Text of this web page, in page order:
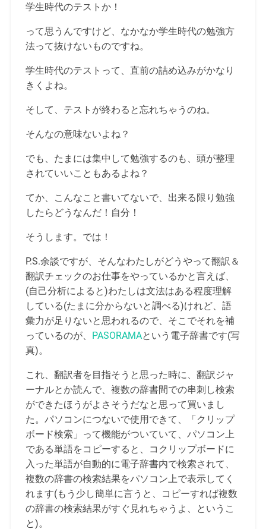
学生時代のテストか！
って思うんですけど、なかなか学生時代の勉強方
法って抜けないものですね。
学生時代のテストって、直前の詰め込みがかなり
きくよね。
そして、テストが終わると忘れちゃうのね。
そんなの意味ないよね？
でも、たまには集中して勉強するのも、頭が整理
されていいこともあるよね？
てか、こんなこと書いてないで、出来る限り勉強
したらどうなんだ！自分！
そうします。では！
P.S.余談ですが、そんなわたしがどうやって翻訳＆
翻訳チェックのお仕事をやっているかと言えば、
(自己分析によると)わたしは文法はある程度理解
している(たまに分からないと調べる)けれど、語
彙力が足りないと思われるので、そこでそれを補
っているのが、 PASORAMAという電子辞書です(写
真)。
これ、翻訳者を目指そうと思った時に、翻訳ジャ
ーナルとか読んで、複数の辞書間での串刺し検索
ができたほうがよさそうだなと思って買いまし
た。パソコンにつないで使用できて、「クリップ
ボード検索」って機能がついていて、パソコン上
である単語をコピーすると、コクリップボードに
入った単語が自動的に電子辞書内で検索されて、
複数の辞書の検索結果をパソコン上で表示してく
れます(もう少し簡単に言うと、コピーすれば複数
の辞書の検索結果がすぐ見れちゃうよ、というこ
と)。